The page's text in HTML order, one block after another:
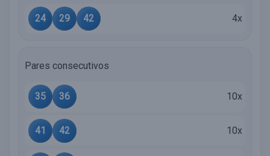
24 29 42 4x
Pares consecutivos
35 36 10x
41 42 10x